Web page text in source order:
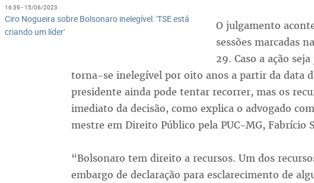
16:39 - 15/06/2023
Ciro Nogueira sobre Bolsonaro inelegível: 'TSE está
criando um líder'
O julgamento
sessões marcadas
29. Caso a ação
torna-se inelegível por oito anos a partir da data
presidente ainda pode tentar recorrer, mas os
imediato da decisão, como explica o advogado
mestre em Direito Público pela PUC-MG, Fabrício
“Bolsonaro tem direito a recursos. Um dos
embargo de declaração para esclarecimento de